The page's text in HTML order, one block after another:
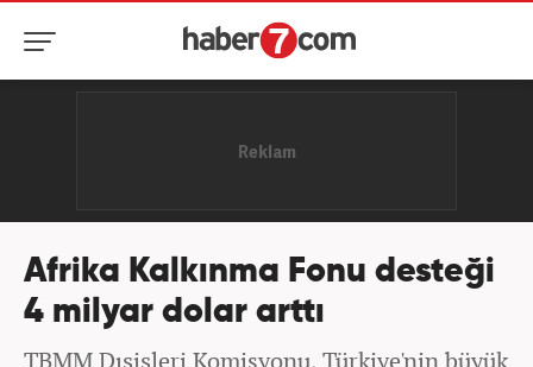
Afrika Kalkınma Fonu desteği
4 milyar dolar arttı
TBMM Dışişleri Komisyonu, Türkiye'nin büyük